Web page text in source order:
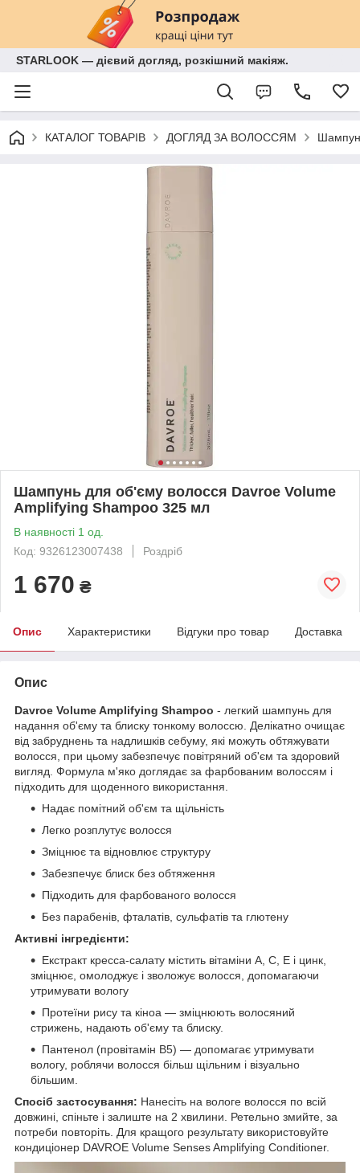
STARLOOK — дієвий догляд, розкішний макіяж.
КАТАЛОГ ТОВАРІВ ДОГЛЯД ЗА ВОЛОССЯМ
Шампунь для об'єму волосся Davroe Volume
Amplifying Shampoo 325 мл
В наявності 1 од.
Код: 9326123007438
Роздріб
1 670 ₴
Опис Характеристики Відгуки про товар Доставка
Опис
Davroe Volume Amplifying Shampoo - легкий шампунь для
надання об'єму та блиску тонкому волоссю. Делікатно очищає
від забруднень та надлишків себуму, які можуть обтяжувати
волосся, при цьому забезпечує повітряний об'єм та здоровий
вигляд. Формула м'яко доглядає за фарбованим волоссям і
підходить для щоденного використання.
Надає помітний об'єм та щільність
Легко розплутує волосся
Зміцнює та відновлює структуру
Забезпечує блиск без обтяження
Підходить для фарбованого волосся
Без парабенів, фталатів, сульфатів та глютену
Активні інгредієнти:
Екстракт кресса-салату містить вітаміни A, C, E і цинк,
зміцнює, омолоджує і зволожує волосся, допомагаючи
утримувати вологу
Протеїни рису та кіноа — зміцнюють волосяний
стрижень, надають об'єму та блиску.
Пантенол (провітамін B5) — допомагає утримувати
вологу, роблячи волосся більш щільним і візуально
більшим.
Спосіб застосування: Нанесіть на вологе волосся по всій
довжині, спіньте і залиште на 2 хвилини. Ретельно змийте, за
потреби повторіть. Для кращого результату використовуйте
кондиціонер DAVROE Volume Senses Amplifying Conditioner.